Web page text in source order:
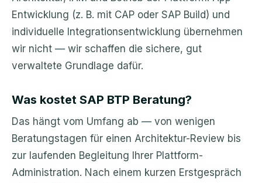
Entwicklung (z. B. mit CAP oder SAP Build) und
individuelle Integrationsentwicklung übernehmen
wir nicht — wir schaffen die sichere, gut
verwaltete Grundlage dafür.
Was kostet SAP BTP Beratung?
Das hängt vom Umfang ab — von wenigen
Beratungstagen für einen Architektur-Review bis
zur laufenden Begleitung Ihrer Plattform-
Administration. Nach einem kurzen Erstgespräch